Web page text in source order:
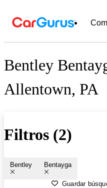
Bentley
Allentown, PA
Filtros (2)
Bentley Bentayga
Guardar